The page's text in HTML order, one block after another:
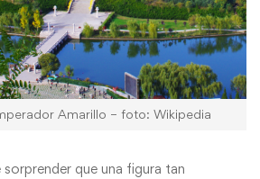
Amarillo – foto: Wikipedia
que una figura tan